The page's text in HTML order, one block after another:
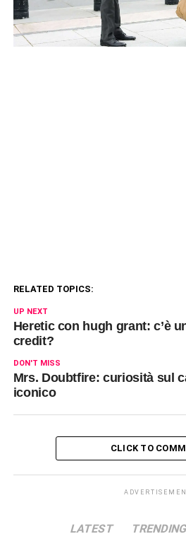
RELATED TOPICS:
UP NEXT
Heretic con hugh grant: c’è
credit?
DON'T MISS
Mrs. Doubtfire: curiosità sul
iconico
CLICK TO
LATEST TRENDING